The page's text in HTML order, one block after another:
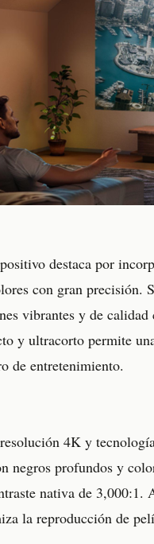
destaca por
con gran precisión.
vibrantes y de
y ultracorto permite
de entretenimiento.
4K y
negros profundos y
nativa de
la reproducción de